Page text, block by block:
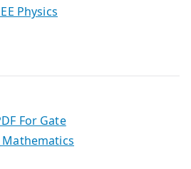
Physics
For Gate